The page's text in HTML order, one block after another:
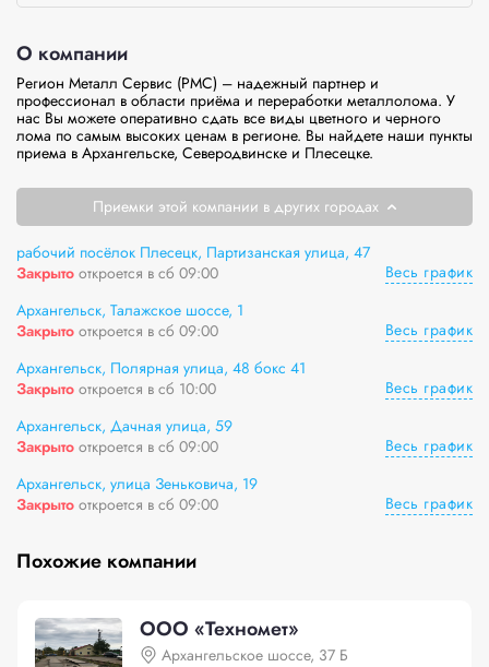
О компании
Регион Металл Сервис (РМС) – надежный партнер и
профессионал в области приёма и переработки металлолома. У
нас Вы можете оперативно сдать все виды цветного и черного
лома по самым высоких ценам в регионе. Вы найдете наши пункты
приема в Архангельске, Северодвинске и Плесецке.
Приемки этой компании в других городах
рабочий посёлок Плесецк, Партизанская улица, 47
Закрыто откроется в сб 09:00
Весь график
Архангельск, Талажское шоссе, 1
Закрыто откроется в сб 09:00
Весь график
Архангельск, Полярная улица, 48 бокс 41
Закрыто откроется в сб 10:00
Весь график
Архангельск, Дачная улица, 59
Закрыто откроется в сб 09:00
Весь график
Архангельск, улица Зеньковича, 19
Закрыто откроется в сб 09:00 Весь график
Похожие компании
ООО «Техномет»
Архангельское шоссе, 37 Б